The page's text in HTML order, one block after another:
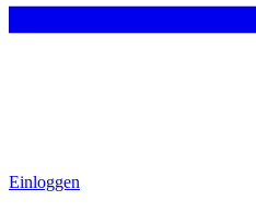
Einloggen